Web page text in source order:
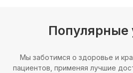
Популярные
Мы заботимся о здоровье и
пациентов, применяя лучшие